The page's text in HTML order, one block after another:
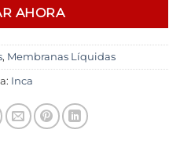
AHORA
, Membranas Líquidas
Inca